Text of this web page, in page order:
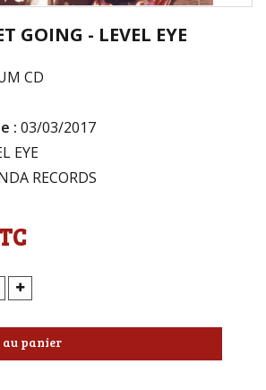
GOING - LEVEL EYE
CD
: 03/03/2017
EYE
RECORDS
au panier